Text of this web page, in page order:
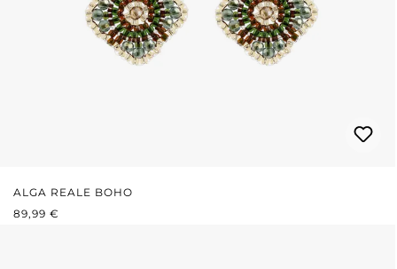
ALGA REALE BOHO
PREZZO NORMALE:
89,99 €